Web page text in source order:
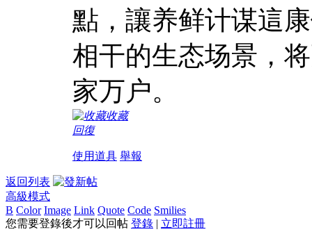
點，讓养鲜计谋這
相干的生态场景，
家万户。
收藏
回復
使用道具 舉報
返回列表
高級模式
B Color Image Link Quote Code Smilies
您需要登錄後才可以回帖 登錄 | 立即註冊